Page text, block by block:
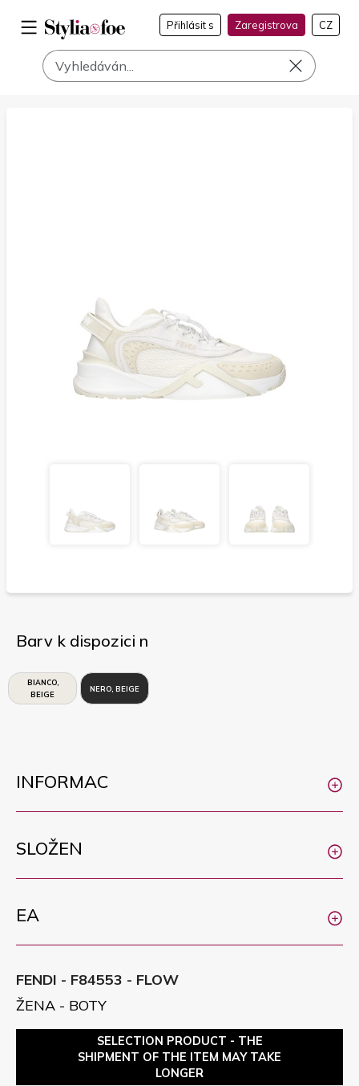
Přihlásit s Zaregistrova CZ
Barv k dispozici n
BIANCO,
BEIGE
NERO, BEIGE
INFORMAC
SLOŽEN
EA
FENDI - F84553 - FLOW
ŽENA - BOTY
SELECTION PRODUCT - THE
SHIPMENT OF THE ITEM MAY TAKE
LONGER